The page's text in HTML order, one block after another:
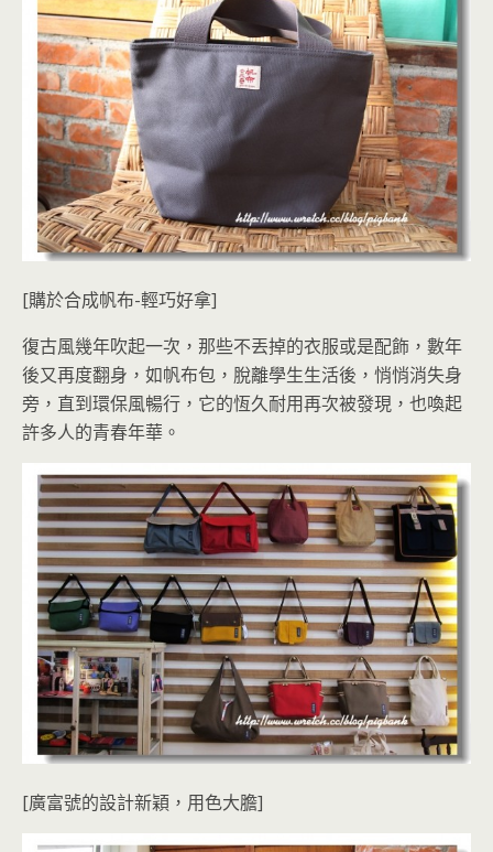
[購於合成帆布-輕巧好拿]
復古風幾年吹起一次，那些不丟掉的衣服或是配飾，數年
後又再度翻身，如帆布包，脫離學生生活後，悄悄消失身
旁，直到環保風暢行，它的恆久耐用再次被發現，也喚起
許多人的青春年華。
[廣富號的設計新穎，用色大膽]